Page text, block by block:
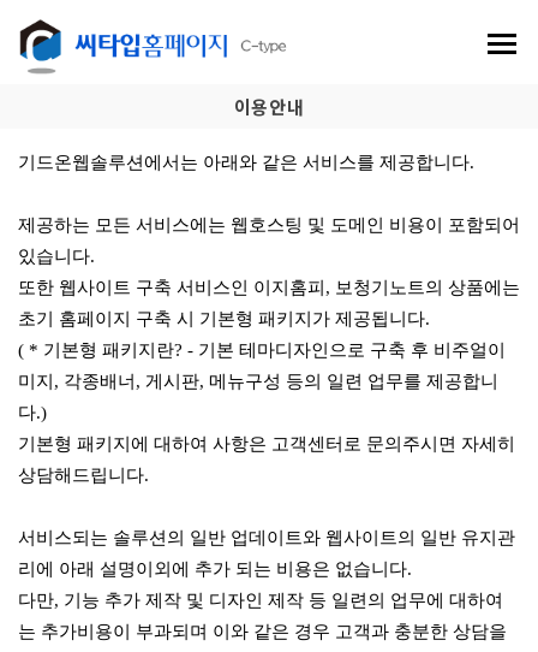
이용안내
기드온웹솔루션에서는 아래와 같은 서비스를 제공합니다.
제공하는 모든 서비스에는 웹호스팅 및 도메인 비용이 포함되어
있습니다.
또한 웹사이트 구축 서비스인 이지홈피, 보청기노트의 상품에는
초기 홈페이지 구축 시 기본형 패키지가 제공됩니다.
​( * 기본형 패키지란? - 기본 테마디자인으로 구축 후 비주얼이
미지, 각종배너, 게시판, 메뉴구성 등의 일련 업무를 제공합니
다.)
기본형 패키지에 대하여 사항은 고객센터로 문의주시면 자세히
상담해드립니다.
서비스되는 솔루션의 일반 업데이트와 웹사이트의 일반 유지관
리에 아래 설명이외에 추가 되는 비용은 없습니다.
다만, 기능 추가 제작 및 디자인 제작 등 일련의 업무에 대하여
는 추가비용이 부과되며 이와 같은 경우 고객과 충분한 상담을